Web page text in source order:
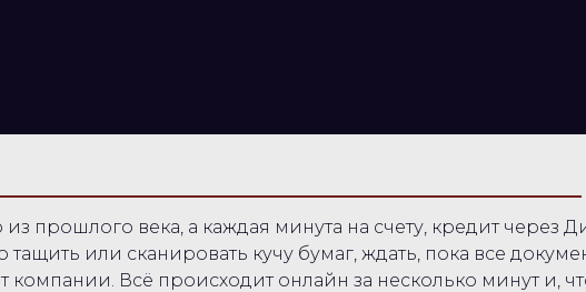
прошлого века, а каждая минута на счету, кредит через
или сканировать кучу бумаг, ждать, пока все
компании. Всё происходит онлайн за несколько минут и,